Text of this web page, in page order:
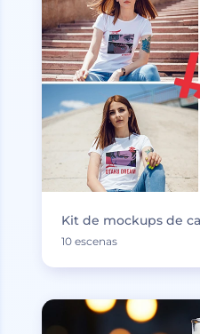
Kit de mockups de
10 escenas